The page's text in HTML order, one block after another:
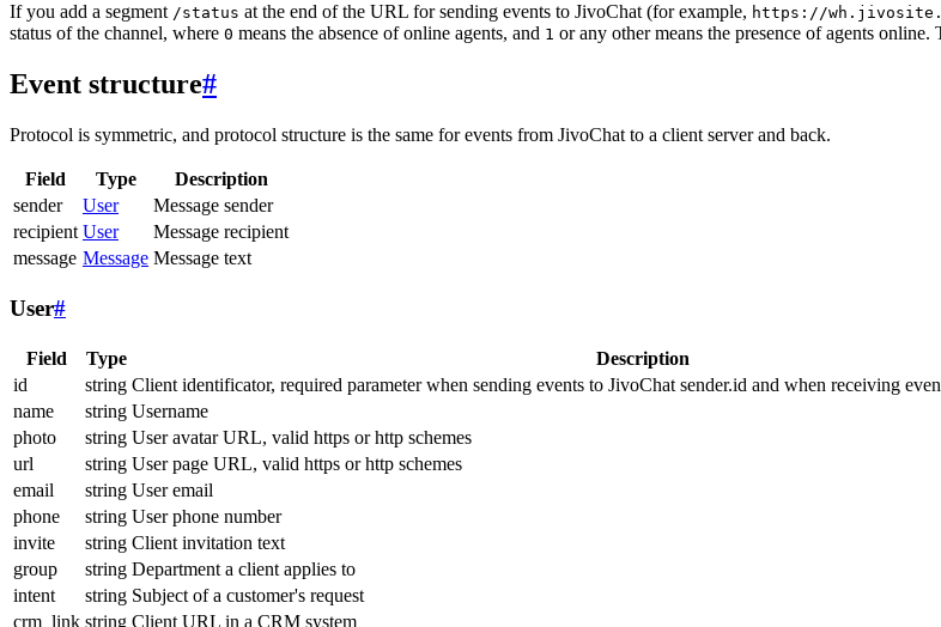
If you add a segment /status at the end of the URL for sending events to JivoChat (for example, https://
status of the channel, where 0 means the absence of online agents, and 1 or any other means the presence of agents
Event structure#
Protocol is symmetric, and protocol structure is the same for events from JivoChat to a client server and back.
Field Type
Description
sender
User
Message sender
recipient User
Message recipient
message Message Message text
User#
Field Type Description
id
string Client identificator, required parameter when sending events to JivoChat sender.id and when receiving
name
string Username
photo
string User avatar URL, valid https or http schemes
url
string User page URL, valid https or http schemes
email
string User email
phone
string User phone number
invite
string Client invitation text
group
string Department a client applies to
intent
string Subject of a customer's request
crm_link string Client URL in a CRM system